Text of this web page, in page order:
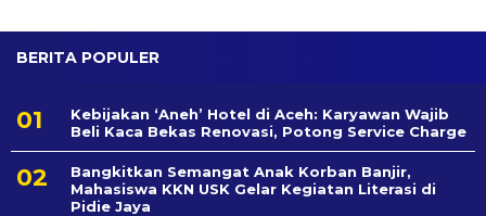
BERITA POPULER
Kebijakan ‘Aneh’ Hotel di Aceh: Karyawan Wajib
Beli Kaca Bekas Renovasi, Potong Service Charge
Bangkitkan Semangat Anak Korban Banjir,
Mahasiswa KKN USK Gelar Kegiatan Literasi di
Pidie Jaya